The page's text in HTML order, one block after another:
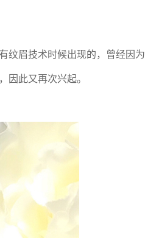
纹眉技术时候出现的，曾经因为
此又再次兴起。